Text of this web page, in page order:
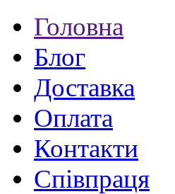
Головна
Блог
Доставка
Оплата
Контакти
Співпраця